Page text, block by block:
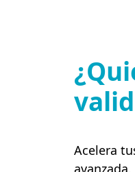
Acelera
avanzada.